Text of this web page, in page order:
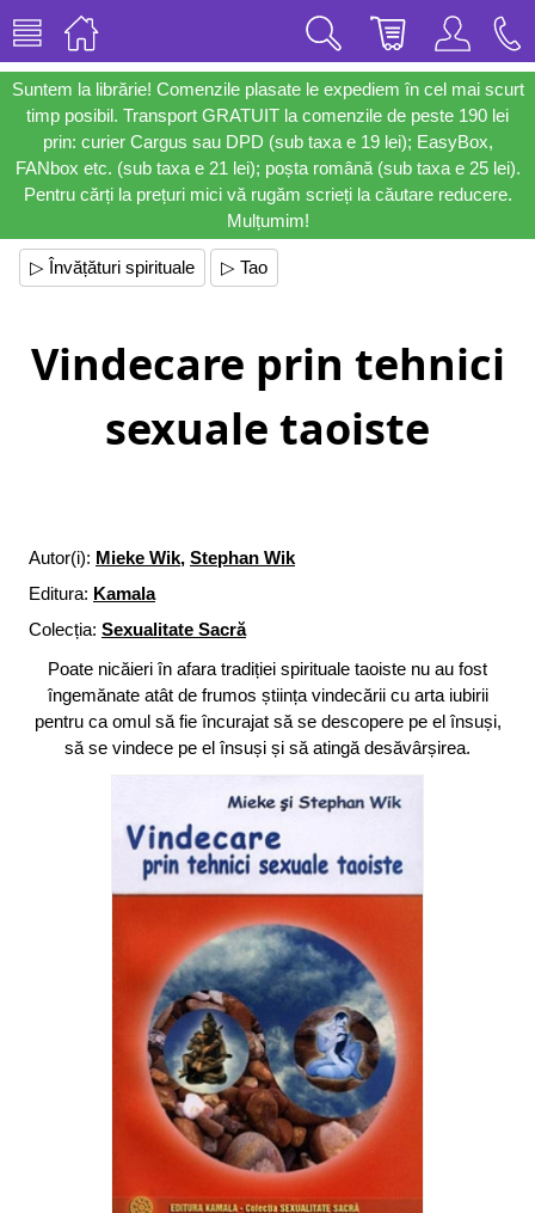
Suntem la librărie! Comenzile plasate le expediem în cel mai scurt
timp posibil. Transport GRATUIT la comenzile de peste 190 lei
prin: curier Cargus sau DPD (sub taxa e 19 lei); EasyBox,
FANbox etc. (sub taxa e 21 lei); poșta română (sub taxa e 25 lei).
Pentru cărți la prețuri mici vă rugăm scrieți la căutare reducere.
Mulțumim!
▷ Învățături spirituale ▷ Tao
Vindecare prin tehnici
sexuale taoiste
Autor(i): Mieke Wik, Stephan Wik
Editura: Kamala
Colecția: Sexualitate Sacră
Poate nicăieri în afara tradiției spirituale taoiste nu au fost
îngemănate atât de frumos știința vindecării cu arta iubirii
pentru ca omul să fie încurajat să se descopere pe el însuși,
să se vindece pe el însuși și să atingă desăvârșirea.